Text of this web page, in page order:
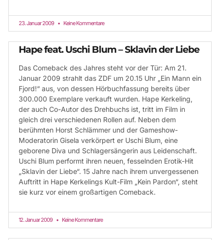
23. Januar 2009 Keine Kommentare
Hape feat. Uschi Blum – Sklavin der Liebe
Das Comeback des Jahres steht vor der Tür: Am 21.
Januar 2009 strahlt das ZDF um 20.15 Uhr „Ein Mann ein
Fjord!“ aus, von dessen Hörbuchfassung bereits über
300.000 Exemplare verkauft wurden. Hape Kerkeling,
der auch Co-Autor des Drehbuchs ist, tritt im Film in
gleich drei verschiedenen Rollen auf. Neben dem
berühmten Horst Schlämmer und der Gameshow-
Moderatorin Gisela verkörpert er Uschi Blum, eine
geborene Diva und Schlagersängerin aus Leidenschaft.
Uschi Blum performt ihren neuen, fesselnden Erotik-Hit
„Sklavin der Liebe“. 15 Jahre nach ihrem unvergessenen
Auftritt in Hape Kerkelings Kult-Film „Kein Pardon“, steht
sie kurz vor einem großartigen Comeback.
12. Januar 2009 Keine Kommentare